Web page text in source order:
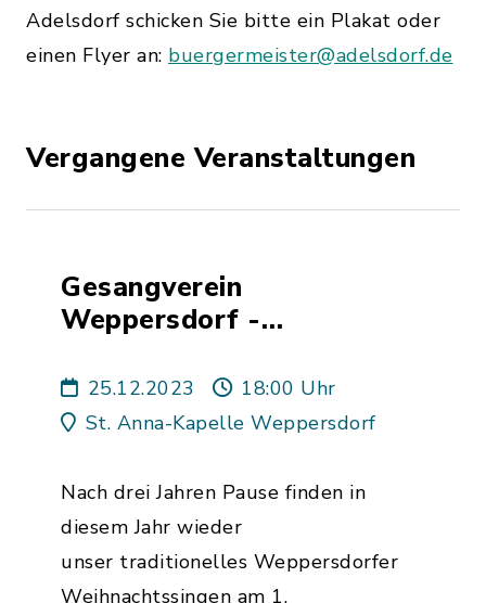
Adelsdorf schicken Sie bitte ein Plakat oder
einen Flyer an: buergermeister@adelsdorf.de
Vergangene Veranstaltungen
Gesangverein
Weppersdorf -
Weihnachtssingen
25.12.2023
18:00 Uhr
St. Anna-Kapelle Weppersdorf
Nach drei Jahren Pause finden in
diesem Jahr wieder
unser traditionelles Weppersdorfer
Weihnachtssingen am 1.